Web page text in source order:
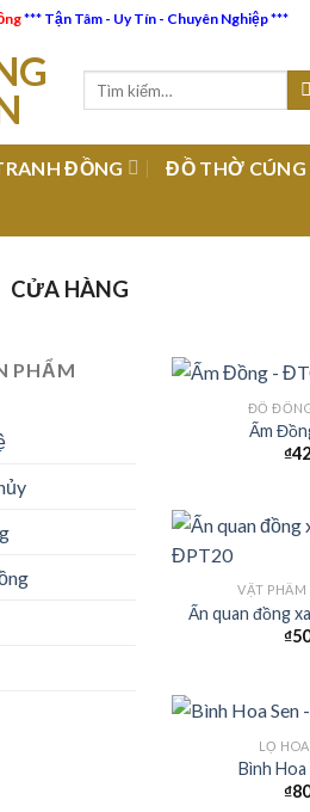
*** Tận Tâm - Uy Tín - Chuyên Nghiệp ***
ĐỒNG ĐỒ THỜ CÚNG
CỬA HÀNG
PHẨM
ĐỒ
Ấm
₫
VẬT PHẨM
Ấn quan đồng
₫
LỌ
Bình
₫